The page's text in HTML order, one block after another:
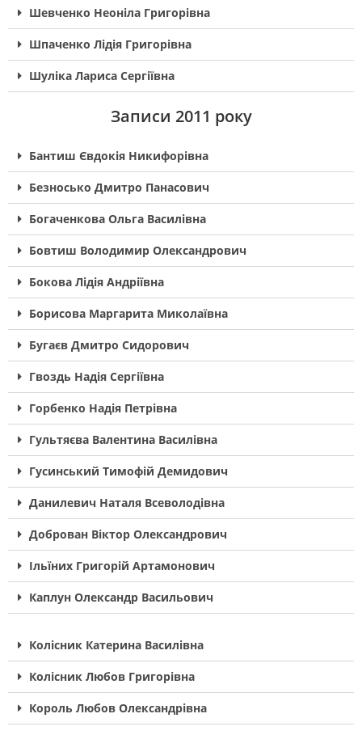
Шевченко Неоніла Григорівна
Шпаченко Лідія Григорівна
Шуліка Лариса Сергіївна
Записи 2011 року
Бантиш Євдокія Никифорівна
Безносько Дмитро Панасович
Богаченкова Ольга Василівна
Бовтиш Володимир Олександрович
Бокова Лідія Андріївна
Борисова Маргарита Миколаївна
Бугаєв Дмитро Сидорович
Гвоздь Надія Сергіївна
Горбенко Надія Петрівна
Гультяєва Валентина Василівна
Гусинський Тимофій Демидович
Данилевич Наталя Всеволодівна
Доброван Віктор Олександрович
Ільїних Григорій Артамонович
Каплун Олександр Васильович
Колісник Катерина Василівна
Колісник Любов Григорівна
Король Любов Олександрівна